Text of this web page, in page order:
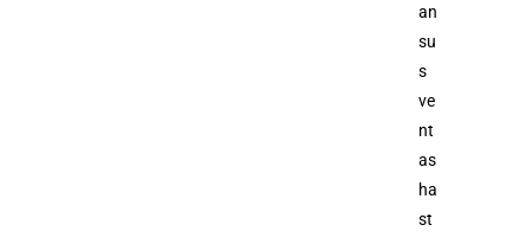
an
su
s
ve
nt
as
ha
st